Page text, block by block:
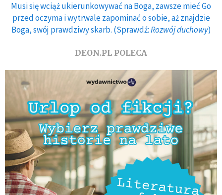
Musi się wciąż ukierunkowywać na Boga, zawsze mieć Go
przed oczyma i wytrwale zapominać o sobie, aż znajdzie
Boga, swój prawdziwy skarb. (Sprawdź:Rozwój duchowy)
DEON.PL POLECA